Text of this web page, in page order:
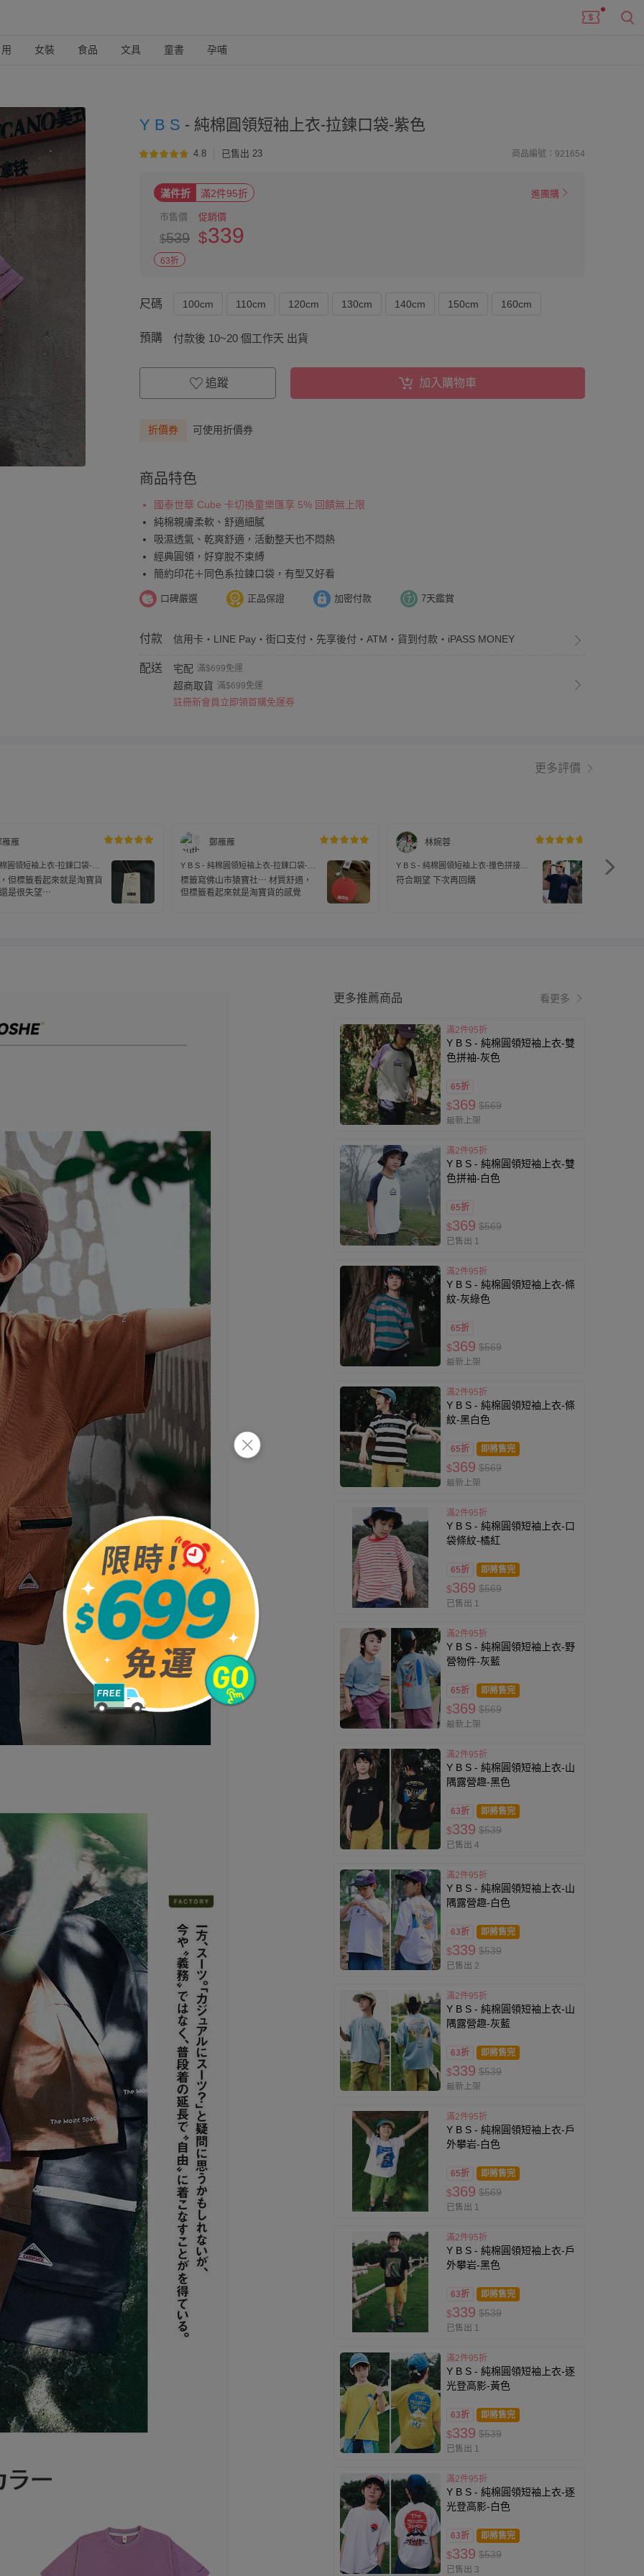
女裝 食品 文具 童書 孕哺
Y B S - 純棉圓領短袖上衣-拉鍊口袋-紫色
4.8 已售出 23 商品編號：921654
滿件折 滿2件95折 進團購
市售價
$539
促銷價
$339
63折
尺碼 100cm 110cm 120cm 130cm 140cm 150cm 160cm
預購 付款後 10~20 個工作天 出貨
追蹤 加入購物車
折價券 可使用折價券
商品特色
國泰世華 Cube 卡切換童樂匯享 5% 回饋無上限
純棉親膚柔軟、舒適細膩
吸濕透氣、乾爽舒適，活動整天也不悶熱
經典圓領，好穿脫不束縛
簡約印花＋同色系拉鍊口袋，有型又好看
口碑嚴選 正品保證 加密付款 7天鑑賞
付款 信用卡・LINE Pay・街口支付・先享後付・ATM・貨到付款・iPASS MONEY
配送 宅配 滿$699免運
超商取貨 滿$699免運
註冊新會員立即領首購免運券
更多評價
雁雁
圓領短袖上衣-拉鍊口袋-灰
但標籤看起來就是淘寶貨
是很失望⋯
鄭雁雁
Y B S - 純棉圓領短袖上衣-拉鍊口袋-咖
色
標籤寫佛山市猿寶社⋯ 材質舒適，
但標籤看起來就是淘寶貨的感覺
林婉蓉
Y B S - 純棉圓領短袖上衣-撞色拼接口
袋-藏青色
符合期望 下次再回購
Y B S -
更多推薦商品 看更多
滿2件95折
Y B S - 純棉圓領短袖上衣-雙
色拼袖-灰色
65折
$369 $569
最新上架
滿2件95折
Y B S - 純棉圓領短袖上衣-雙
色拼袖-白色
65折
$369 $569
已售出 1
滿2件95折
Y B S - 純棉圓領短袖上衣-條
紋-灰綠色
65折
$369 $569
最新上架
滿2件95折
Y B S - 純棉圓領短袖上衣-條
紋-黑白色
65折 即將售完
$369 $569
最新上架
滿2件95折
Y B S - 純棉圓領短袖上衣-口
袋條紋-橘紅
65折 即將售完
$369 $569
已售出 1
滿2件95折
Y B S - 純棉圓領短袖上衣-野
營物件-灰藍
65折 即將售完
$369 $569
最新上架
滿2件95折
Y B S - 純棉圓領短袖上衣-山
隅露營趣-黑色
63折 即將售完
$339 $539
已售出 4
滿2件95折
Y B S - 純棉圓領短袖上衣-山
隅露營趣-白色
63折 即將售完
$339 $539
已售出 2
滿2件95折
Y B S - 純棉圓領短袖上衣-山
隅露營趣-灰藍
63折 即將售完
$339 $539
最新上架
滿2件95折
Y B S - 純棉圓領短袖上衣-戶
外攀岩-白色
65折 即將售完
$369 $569
已售出 1
滿2件95折
Y B S - 純棉圓領短袖上衣-戶
外攀岩-黑色
63折 即將售完
$339 $539
已售出 1
滿2件95折
Y B S - 純棉圓領短袖上衣-逐
光登高影-黃色
63折 即將售完
$339 $539
已售出 1
滿2件95折
Y B S - 純棉圓領短袖上衣-逐
光登高影-白色
63折 即將售完
$339 $539
已售出 3